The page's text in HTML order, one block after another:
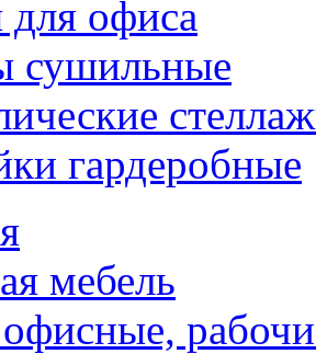
офиса
сушильные
гардеробные
мебель